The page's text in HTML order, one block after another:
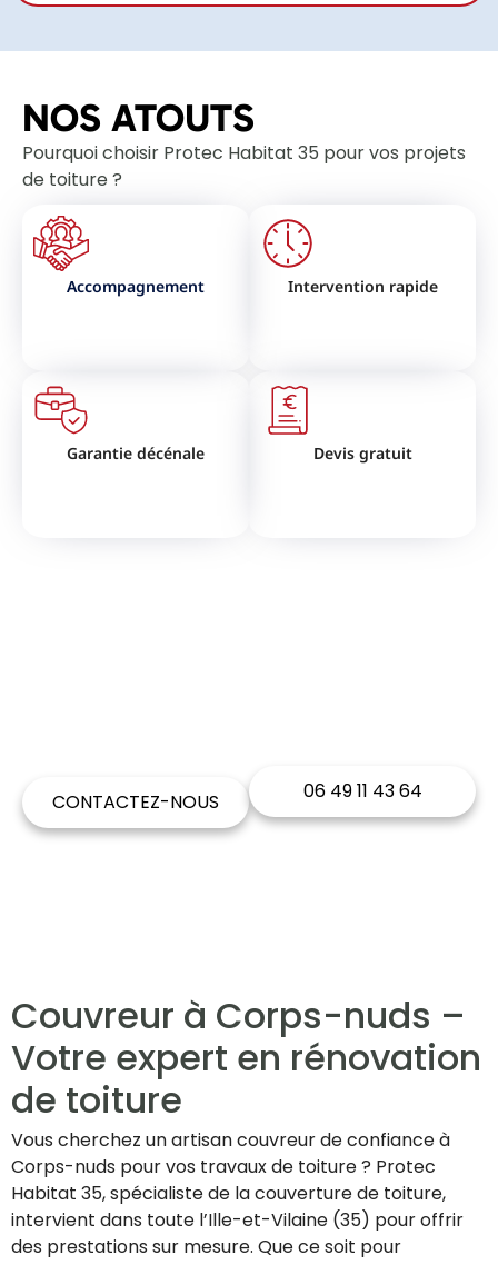
NOS ATOUTS
Pourquoi choisir Protec Habitat 35 pour vos projets
de toiture ?
Accompagnement Intervention rapide
Garantie décénale Devis gratuit
CONTACTEZ-NOUS 06 49 11 43 64
Couvreur à Corps-nuds –
Votre expert en rénovation
de toiture
Vous cherchez un artisan couvreur de confiance à
Corps-nuds pour vos travaux de toiture ? Protec
Habitat 35, spécialiste de la couverture de toiture,
intervient dans toute l’Ille-et-Vilaine (35) pour offrir
des prestations sur mesure. Que ce soit pour